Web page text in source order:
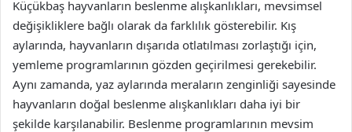
Küçükbaş hayvanların beslenme alışkanlıkları, mevsimsel
değişikliklere bağlı olarak da farklılık gösterebilir. Kış
aylarında, hayvanların dışarıda otlatılması zorlaştığı için,
yemleme programlarının gözden geçirilmesi gerekebilir.
Aynı zamanda, yaz aylarında meraların zenginliği sayesinde
hayvanların doğal beslenme alışkanlıkları daha iyi bir
şekilde karşılanabilir. Beslenme programlarının mevsim